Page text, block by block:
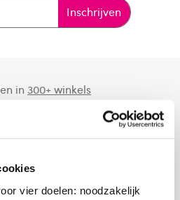
vier doelen: noodzakelijk
Inschrijven
in300+ winkels
reviews